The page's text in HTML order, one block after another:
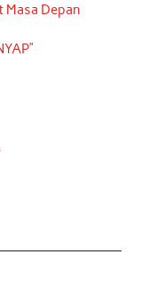
Masa Depan